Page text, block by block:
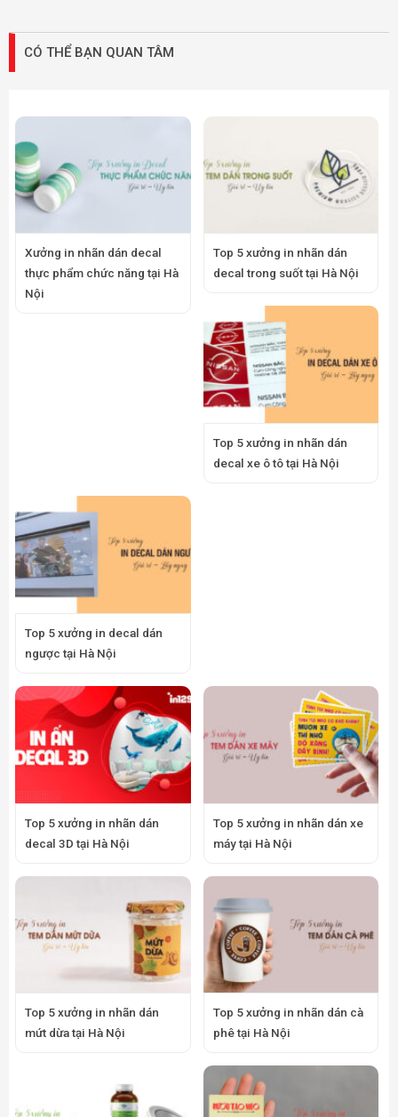
CÓ THỂ BẠN QUAN TÂM
Xưởng in nhãn dán decal
thực phẩm chức năng tại Hà
Nội
Top 5 xưởng in nhãn dán
decal trong suốt tại Hà Nội
Top 5 xưởng in nhãn dán
decal xe ô tô tại Hà Nội
Top 5 xưởng in decal dán
ngược tại Hà Nội
Top 5 xưởng in nhãn dán
decal 3D tại Hà Nội
Top 5 xưởng in nhãn dán xe
máy tại Hà Nội
Top 5 xưởng in nhãn dán
mứt dừa tại Hà Nội
Top 5 xưởng in nhãn dán cà
phê tại Hà Nội